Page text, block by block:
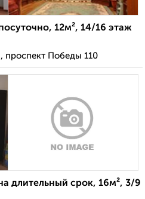
12м², 14/16 этаж
проспект Победы 110
длительный срок, 16м², 3/9